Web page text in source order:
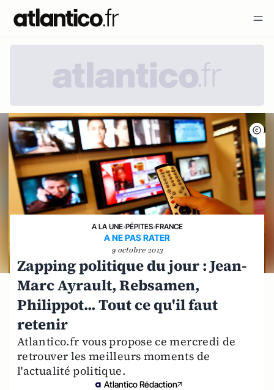
A LA UNE›PÉPITES›FRANCE
A NE PAS RATER
9 octobre 2013
Zapping politique du jour : Jean-
Marc Ayrault, Rebsamen,
Philippot... Tout ce qu'il faut
retenir
Atlantico.fr vous propose ce mercredi de
retrouver les meilleurs moments de
l'actualité politique.
Atlantico Rédaction